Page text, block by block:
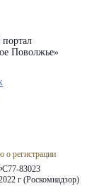
Поволжье»
о регистрации
83023
г (Роскомнадзор)